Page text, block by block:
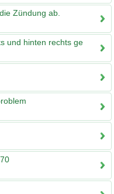
Zündung ab.
und hinten rechts ge